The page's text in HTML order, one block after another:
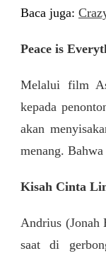
Baca juga:
Peace is
Melalui film
kepada
akan
menang.
Kisah Cinta
Andrius (Jonah
saat di